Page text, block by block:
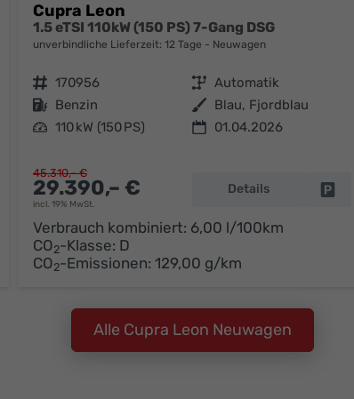
parken
Cupra Leon
1.5 eTSI 110kW (150 PS) 7-Gang DSG
unverbindliche Lieferzeit: 12 Tage Neuwagen
Fahrzeugnr. 170956 Getriebe Automatik
Kraftstoff Benzin Außenfarbe Blau, Fjordblau
Leistung 110 kW (150 PS) 01.04.2026
29.390,– €
incl. 19% MwSt.
45.310,– €
Details
Verbrauch kombiniert: 6,00 l/100km
CO2-Klasse: D
CO2-Emissionen: 129,00 g/km
Alle Cupra Leon Neuwagen